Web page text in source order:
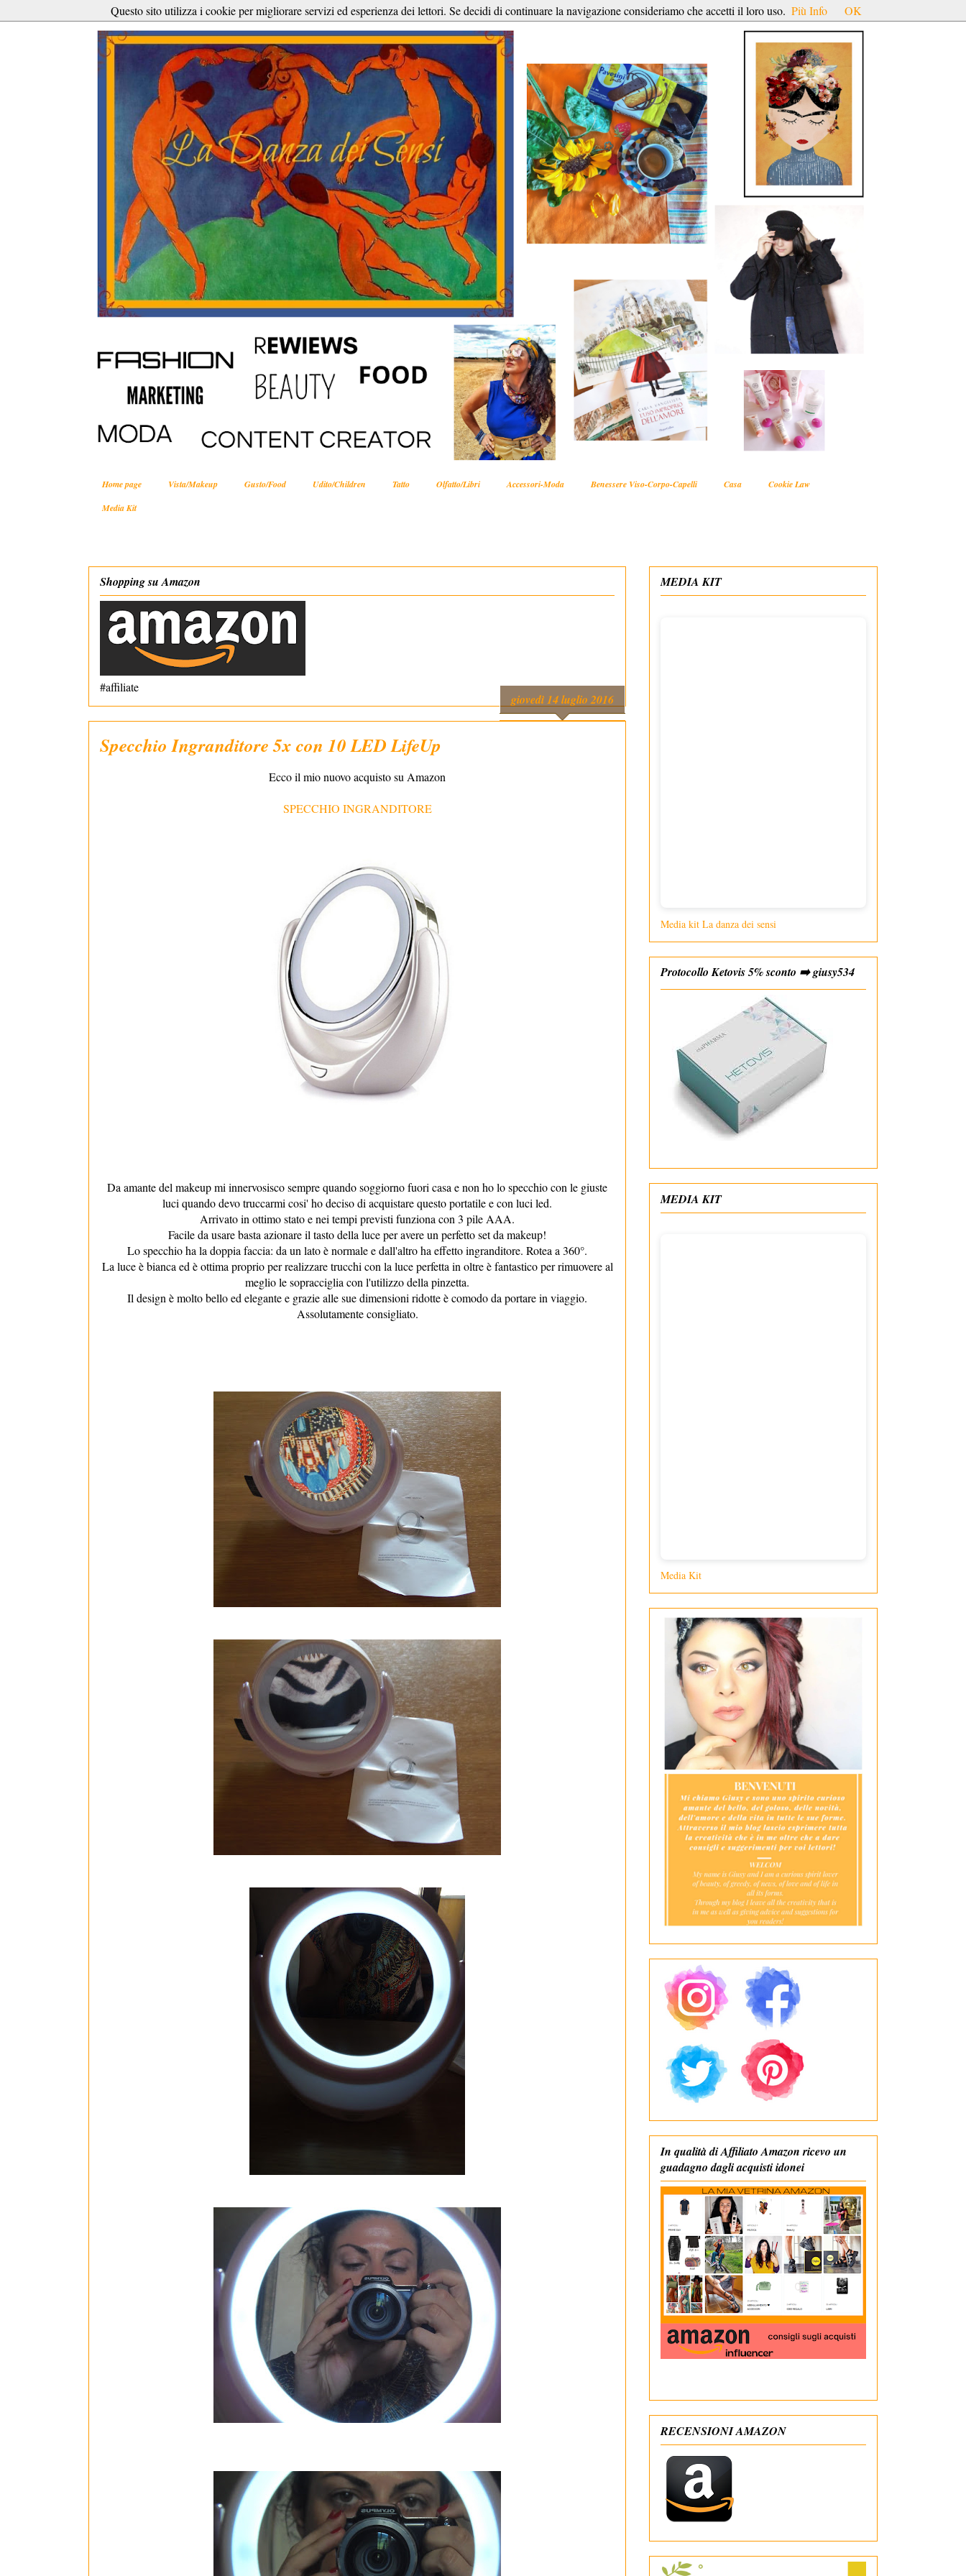
Home page Vista/Makeup Gusto/Food Udito/Children Tatto Olfatto/Libri Accessori-Moda Benessere Viso-Corpo-Capelli Casa
Cookie Law
Media Kit
Shopping su Amazon
#affiliate
giovedì 14 luglio 2016
Specchio Ingranditore 5x con 10 LED LifeUp
Ecco il mio nuovo acquisto su Amazon
SPECCHIO INGRANDITORE
Da amante del makeup mi innervosisco sempre quando soggiorno fuori casa e non ho lo specchio con le giuste
luci quando devo truccarmi cosi' ho deciso di acquistare questo portatile e con luci led.
Arrivato in ottimo stato e nei tempi previsti funziona con 3 pile AAA.
Facile da usare basta azionare il tasto della luce per avere un perfetto set da makeup!
Lo specchio ha la doppia faccia: da un lato è normale e dall'altro ha effetto ingranditore. Rotea a 360°.
La luce è bianca ed è ottima proprio per realizzare trucchi con la luce perfetta in oltre è fantastico per rimuovere al
meglio le sopracciglia con l'utilizzo della pinzetta.
Il design è molto bello ed elegante e grazie alle sue dimensioni ridotte è comodo da portare in viaggio.
Assolutamente consigliato.
MEDIA KIT
Media kit La danza dei sensi
Protocollo Ketovis 5% sconto ➡️ giusy534
MEDIA KIT
Media Kit
In qualità di Affiliato Amazon ricevo un
guadagno dagli acquisti idonei
RECENSIONI AMAZON
Questo sito utilizza i cookie per migliorare servizi ed esperienza dei lettori. Se decidi di continuare la navigazione consideriamo che accetti il loro uso. Più Info OK